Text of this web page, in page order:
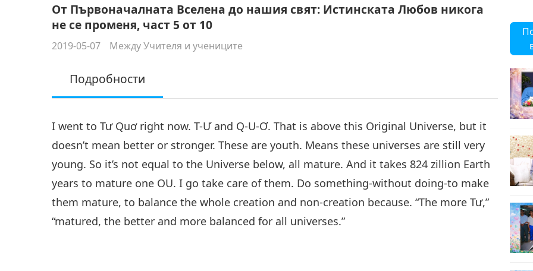
От Първоначалната Вселена до нашия свят: Истинската Любов никога
не се променя, част 5 от 10
2019-05-07 Между Учителя и учениците
Подробности
I went to Tư Quơ right now. T-Ư and Q-U-Ơ. That is above this Original Universe, but it
doesn’t mean better or stronger. These are youth. Means these universes are still very
young. So it’s not equal to the Universe below, all mature. And it takes 824 zillion Earth
years to mature one OU. I go take care of them. Do something-without doing-to make
them mature, to balance the whole creation and non-creation because. “The more Tư,”
“matured, the better and more balanced for all universes.”
6
7
8
9